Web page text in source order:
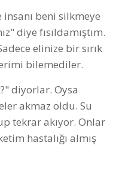
beni silkmeye
diye fısıldamıştım.
elinize bir sırık
bilemediler.
diyorlar. Oysa
akmaz oldu. Su
tekrar akıyor. Onlar
hastalığı almış